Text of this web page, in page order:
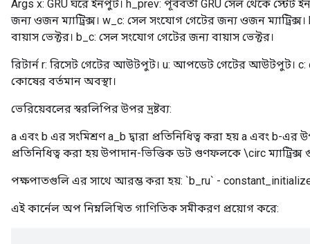
Args x: GRU ঘরে ইনপুট। h_prev: পূর্ববর্তী GRU সেল থেকে
জন্য ওজন ম্যাট্রিক্স। w_c: সেল সংযোগ গেটের জন্য ওজন
বায়াস ভেক্টর। b_c: সেল সংযোগ গেটের জন্য বায়াস ভেক্টর।
রিটার্ন r: রিসেট গেটের আউটপুট। u: আপডেট গেটের আউটপুট।
কোষের বর্তমান অবস্থা।
ভেরিয়েবলের স্বরলিপির উপর দ্রষ্টব্য:
a এবং b এর সংমিশ্রণ a_b দ্বারা প্রতিনিধিত্ব করা হয় a এবং b-এর
প্রতিনিধিত্ব করা হয় উপাদান-ভিত্তিক ডট গুণফলকে \circ ম্যাট্রিক্স
পক্ষপাতগুলি এর সাথে আরম্ভ করা হয়: `b_ru` -
এই কার্নেল অপ নিম্নলিখিত গাণিতিক সমীকরণ প্রয়োগ করে: